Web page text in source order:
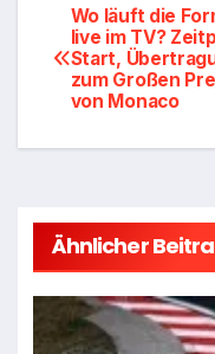
Wo läuft die
live im TV?
Start,
zum Großen
von Monaco
Ähnlicher